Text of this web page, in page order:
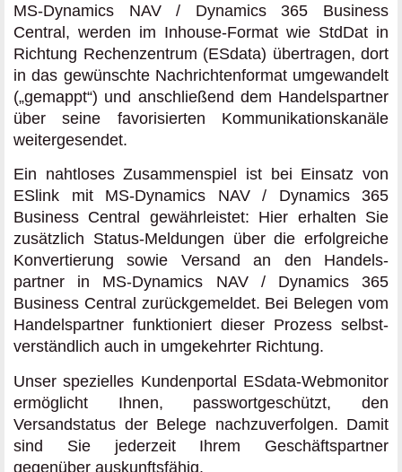
MS-Dynamics NAV / Dynamics 365 Business
Central, werden im Inhouse-Format wie StdDat in
Richtung Rechenzentrum (ESdata) übertragen, dort
in das gewünschte Nachrichten­format umgewandelt
(„gemappt“) und anschließend dem Handelspartner
über seine favorisierten Kommunikations­kanäle
weiter­gesendet.
Ein nahtloses Zusammenspiel ist bei Einsatz von
ESlink mit MS-Dynamics NAV / Dynamics 365
Business Central gewähr­leistet: Hier erhalten Sie
zusätzlich Status-Meldungen über die erfolgreiche
Konvertierung sowie Versand an den Handels­
partner in MS-Dynamics NAV / Dynamics 365
Business Central zurück­gemeldet. Bei Belegen vom
Handels­partner funktioniert dieser Prozess selbst­
verständlich auch in umgekehrter Richtung.
Unser spezielles Kundenportal ESdata-Webmonitor
ermöglicht Ihnen, passwort­geschützt, den
Versandstatus der Belege nach­zuverfolgen. Damit
sind Sie jederzeit Ihrem Geschäfts­partner
gegenüber auskunfts­fähig.